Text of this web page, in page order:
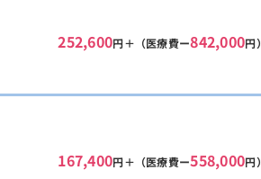
252,600円＋（医療費ー842,000円
167,400円＋（医療費ー558,000円